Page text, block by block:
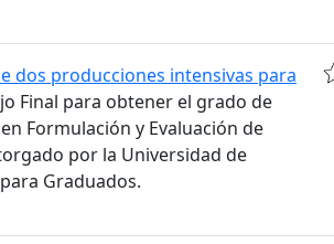
dos producciones intensivas para
Final para obtener el grado de
Formulación y Evaluación de
por la Universidad de
Graduados.